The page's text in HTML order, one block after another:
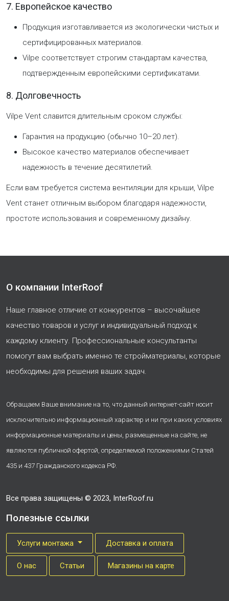
7. Европейское качество
Продукция изготавливается из экологически чистых и
сертифицированных материалов.
Vilpe соответствует строгим стандартам качества,
подтвержденным европейскими сертификатами.
8. Долговечность
Vilpe Vent славится длительным сроком службы:
Гарантия на продукцию (обычно 10–20 лет).
Высокое качество материалов обеспечивает
надежность в течение десятилетий.
Если вам требуется система вентиляции для крыши, Vilpe
Vent станет отличным выбором благодаря надежности,
простоте использования и современному дизайну.
О компании InterRoof
Наше главное отличие от конкурентов – высочайшее
качество товаров и услуг и индивидуальный подход к
каждому клиенту. Профессиональные консультанты
помогут вам выбрать именно те стройматериалы, которые
необходимы для решения ваших задач.
Обращаем Ваше внимание на то, что данный интернет-сайт носит
исключительно информационный характер и ни при каких условиях
информационные материалы и цены, размещенные на сайте, не
являются публичной офертой, определяемой положениями Статей
435 и 437 Гражданского кодекса РФ.
Все права защищены © 2023, InterRoof.ru
Полезные ссылки
Услуги монтажа Доставка и оплата
О нас Cтатьи Магазины на карте